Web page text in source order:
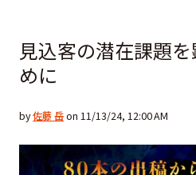
見込客の潜在課題
めに
by佐藤 岳on 11/13/24, 12:00 AM